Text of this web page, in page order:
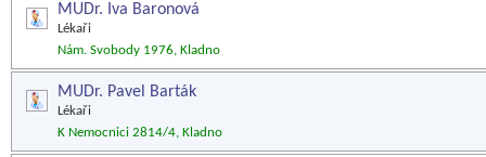
MUDr. Iva Baronová
Lékaři
Nám. Svobody 1976, Kladno
MUDr. Pavel Barták
Lékaři
K Nemocnici 2814/4, Kladno